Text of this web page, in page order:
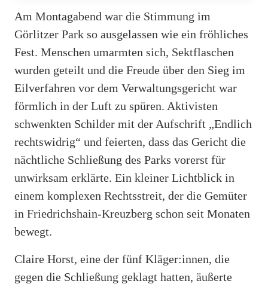
Am Montagabend war die Stimmung im
Görlitzer Park so ausgelassen wie ein fröhliches
Fest. Menschen umarmten sich, Sektflaschen
wurden geteilt und die Freude über den Sieg im
Eilverfahren vor dem Verwaltungsgericht war
förmlich in der Luft zu spüren. Aktivisten
schwenkten Schilder mit der Aufschrift „Endlich
rechtswidrig“ und feierten, dass das Gericht die
nächtliche Schließung des Parks vorerst für
unwirksam erklärte. Ein kleiner Lichtblick in
einem komplexen Rechtsstreit, der die Gemüter
in Friedrichshain-Kreuzberg schon seit Monaten
bewegt.
Claire Horst, eine der fünf Kläger:innen, die
gegen die Schließung geklagt hatten, äußerte